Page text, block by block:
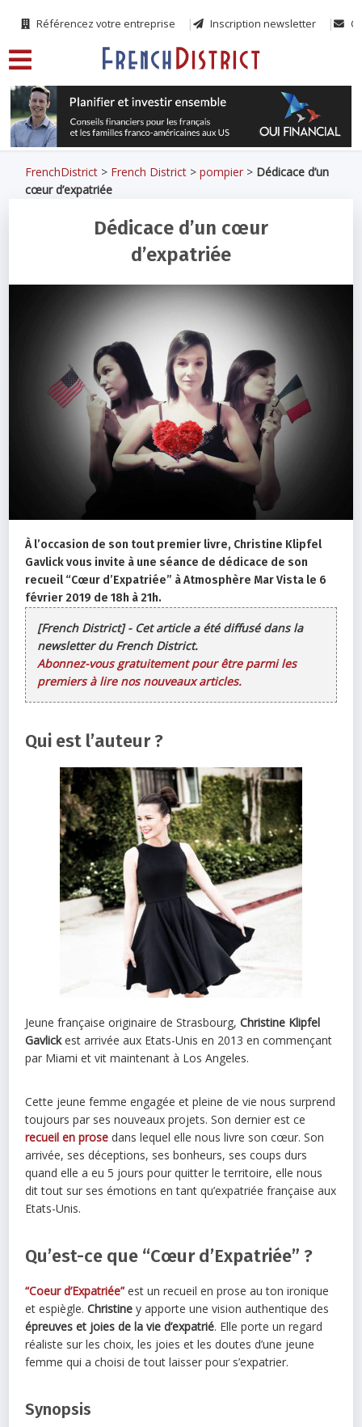
Référencez votre entreprise Inscription newsletter
FrenchDistrict > French District >pompier > Dédicace d’un
cœur d’expatriée
Dédicace d’un cœur
d’expatriée
À l’occasion de son tout premier livre, Christine Klipfel
Gavlick vous invite à une séance de dédicace de son
recueil “Cœur d’Expatriée” à Atmosphère Mar Vista le 6
février 2019 de 18h à 21h.
[French District] - Cet article a été diffusé dans la
newsletter du French District.
Abonnez-vous gratuitement pour être parmi les
premiers à lire nos nouveaux articles.
Qui est l’auteur ?
Jeune française originaire de Strasbourg,Christine Klipfel
Gavlickest arrivée aux Etats-Unis en 2013 en commençant
par Miami et vit maintenant à Los Angeles.
Cette jeune femme engagée et pleine de vie nous surprend
toujours par ses nouveaux projets. Son dernier est ce
recueil en prose dans lequel elle nous livre son cœur. Son
arrivée, ses déceptions, ses bonheurs, ses coups durs
quand elle a eu 5 jours pour quitter le territoire, elle nous
dit tout sur ses émotions en tant qu’expatriée française aux
Etats-Unis.
Qu’est-ce que “Cœur d’Expatriée” ?
“Coeur d’Expatriée”est un recueil en prose au ton ironique
et espiègle.Christine y apporte une vision authentique des
épreuves et joies de la vie d’expatrié. Elle porte un regard
réaliste sur les choix, les joies et les doutes d’une jeune
femme qui a choisi de tout laisser pour s’expatrier.
Synopsis